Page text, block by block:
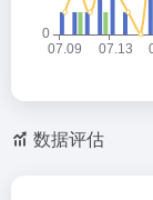
数据评估